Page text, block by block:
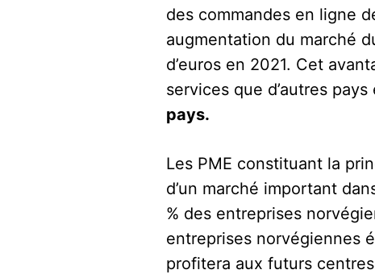
des commandes en ligne
augmentation du marché
d’euros en 2021. Cet
services que d’autres
pays.
Les PME constituant la
d’un marché important
% des entreprises
entreprises norvégiennes
profitera aux futurs centres